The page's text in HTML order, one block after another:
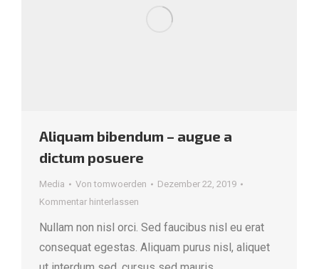
Aliquam bibendum – augue a
dictum posuere
Media Vontomwoerden
Dezember 22, 2019
Kommentar hinterlassen
Nullam non nisl orci. Sed faucibus nisl eu erat
consequat egestas. Aliquam purus nisl, aliquet